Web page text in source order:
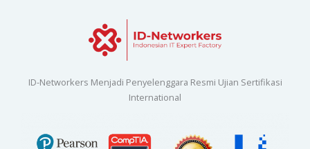
ID-Networkers Menjadi Penyelenggara Resmi Ujian Sertifikasi
International